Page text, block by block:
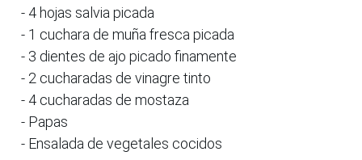
- 4 hojas salvia picada
- 1 cuchara de muña fresca picada
- 3 dientes de ajo picado finamente
- 2 cucharadas de vinagre tinto
- 4 cucharadas de mostaza
- Papas
- Ensalada de vegetales cocidos